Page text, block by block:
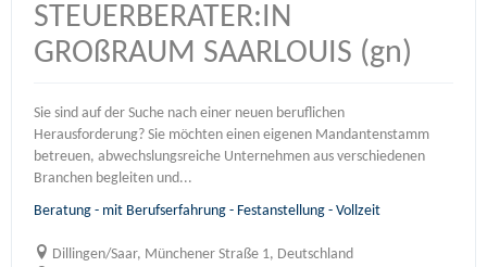
STEUERBERATER:IN
GROßRAUM SAARLOUIS (gn)
Sie sind auf der Suche nach einer neuen beruflichen
Herausforderung? Sie möchten einen eigenen Mandantenstamm
betreuen, abwechslungsreiche Unternehmen aus verschiedenen
Branchen begleiten und...
Beratung - mit Berufserfahrung - Festanstellung - Vollzeit
Dillingen/Saar, Münchener Straße 1, Deutschland